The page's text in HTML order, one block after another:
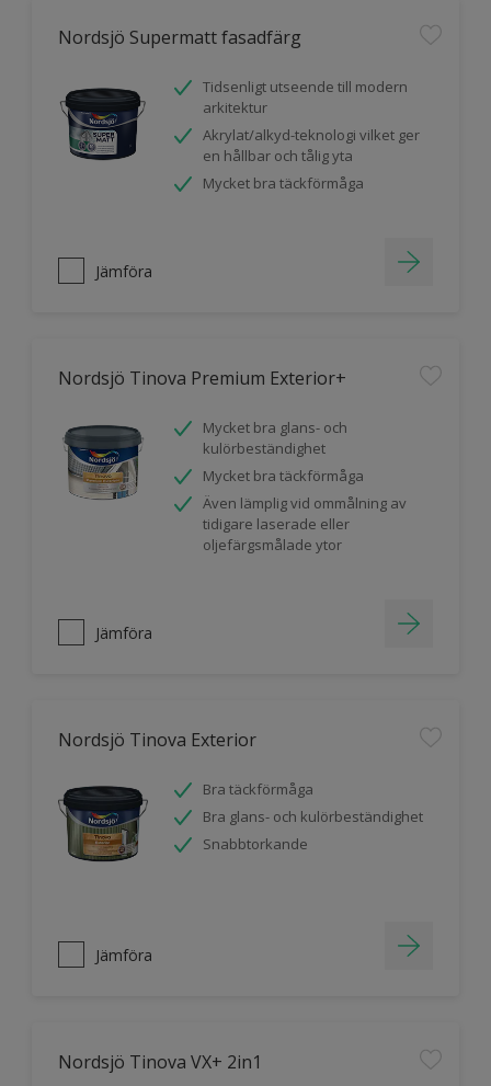
Nordsjö Supermatt fasadfärg
Tidsenligt utseende till modern
arkitektur
Akrylat/alkyd-teknologi vilket ger
en hållbar och tålig yta
Mycket bra täckförmåga
Jämföra
Nordsjö Tinova Premium Exterior+
Mycket bra glans- och
kulörbeständighet
Mycket bra täckförmåga
Även lämplig vid ommålning av
tidigare laserade eller
oljefärgsmålade ytor
Jämföra
Nordsjö Tinova Exterior
Bra täckförmåga
Bra glans- och kulörbeständighet
Snabbtorkande
Jämföra
Nordsjö Tinova VX+ 2in1